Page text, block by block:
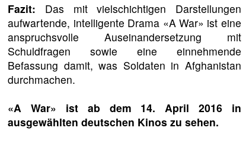
Fazit: Das mit vielschichtigen Darstellungen
aufwartende, intelligente Drama «A War» ist eine
anspruchsvolle Auseinandersetzung mit
Schuldfragen sowie eine einnehmende
Befassung damit, was Soldaten in Afghanistan
durchmachen.
«A War» ist ab dem 14. April 2016 in
ausgewählten deutschen Kinos zu sehen.